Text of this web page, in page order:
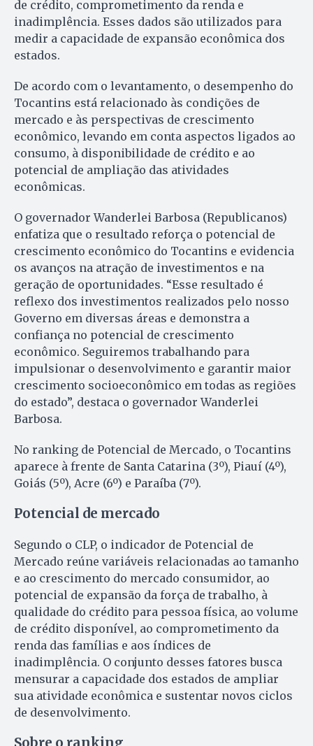
de crédito, comprometimento da renda e
inadimplência. Esses dados são utilizados para
medir a capacidade de expansão econômica dos
estados.
De acordo com o levantamento, o desempenho do
Tocantins está relacionado às condições de
mercado e às perspectivas de crescimento
econômico, levando em conta aspectos ligados ao
consumo, à disponibilidade de crédito e ao
potencial de ampliação das atividades
econômicas.
O governador Wanderlei Barbosa (Republicanos)
enfatiza que o resultado reforça o potencial de
crescimento econômico do Tocantins e evidencia
os avanços na atração de investimentos e na
geração de oportunidades. “Esse resultado é
reflexo dos investimentos realizados pelo nosso
Governo em diversas áreas e demonstra a
confiança no potencial de crescimento
econômico. Seguiremos trabalhando para
impulsionar o desenvolvimento e garantir maior
crescimento socioeconômico em todas as regiões
do estado”, destaca o governador Wanderlei
Barbosa.
No ranking de Potencial de Mercado, o Tocantins
aparece à frente de Santa Catarina (3º), Piauí (4º),
Goiás (5º), Acre (6º) e Paraíba (7º).
Potencial de mercado
Segundo o CLP, o indicador de Potencial de
Mercado reúne variáveis relacionadas ao tamanho
e ao crescimento do mercado consumidor, ao
potencial de expansão da força de trabalho, à
qualidade do crédito para pessoa física, ao volume
de crédito disponível, ao comprometimento da
renda das famílias e aos índices de
inadimplência. O conjunto desses fatores busca
mensurar a capacidade dos estados de ampliar
sua atividade econômica e sustentar novos ciclos
de desenvolvimento.
Sobre o ranking